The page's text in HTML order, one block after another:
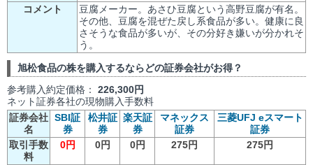
コメント
豆腐メーカー。あさひ豆腐という高野豆腐が有名。
その他、豆腐を混ぜた戻し系食品が多い。健康に良
さそうな食品が多いが、その分好き嫌いが分かれそ
う。
旭松食品の株を購入するならどの証券会社がお得？
参考購入約定価格： 226,300円
ネット証券各社の現物購入手数料
証券会社
名
SBI証
券
松井証
券
楽天証
券
マネックス
証券
三菱UFJ eスマート
証券
取引手数
料
0円 0円 0円 275円 275円